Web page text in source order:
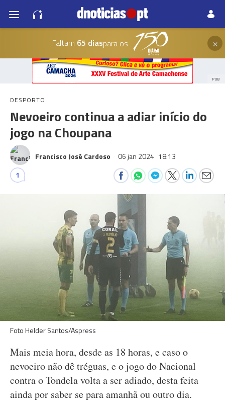
Faltam 65 diaspara os ×
PUB
DESPORTO
Nevoeiro continua a adiar início do
jogo na Choupana
Francisco José Cardoso 06 jan 2024 18:13
1
Foto Helder Santos/Aspress
Mais meia hora, desde as 18 horas, e caso o
nevoeiro não dê tréguas, e o jogo do Nacional
contra o Tondela volta a ser adiado, desta feita
ainda por saber se para amanhã ou outro dia.